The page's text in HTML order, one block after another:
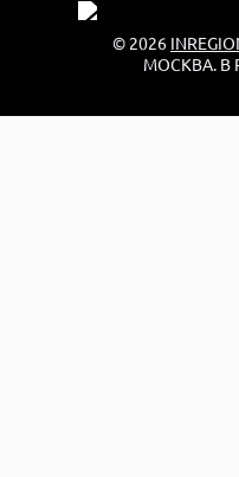
© 2026
МОСКВА. В